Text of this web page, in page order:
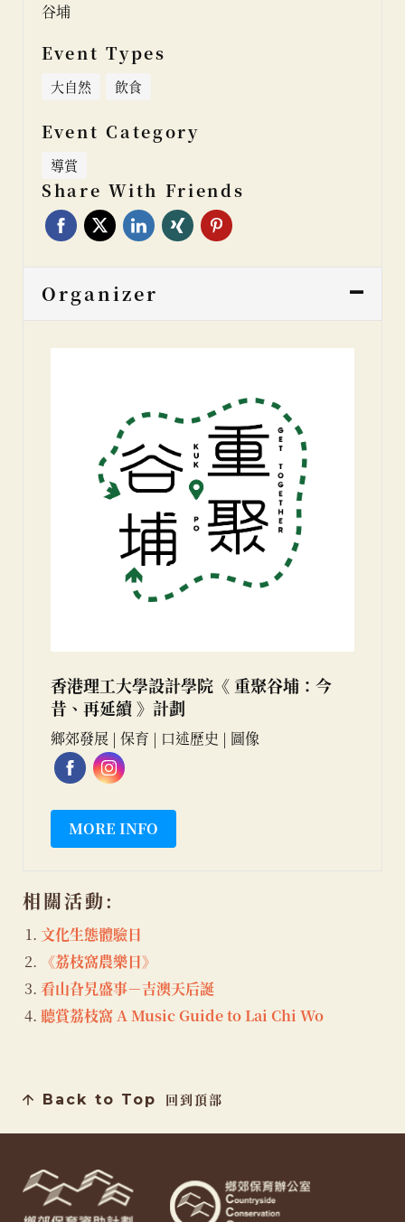
谷埔
Event Types
大自然 飲食
Event Category
導賞
Share With Friends
Organizer
香港理工大學設計學院《 重聚谷埔：今
昔、再延續 》計劃
鄉郊發展 | 保育 | 口述歷史 | 圖像
MORE INFO
相關活動:
文化生態體驗日
《荔枝窩農樂日》
看山旮旯盛事－吉澳天后誕
聽賞荔枝窩 A Music Guide to Lai Chi Wo
回到頂部
Back to Top